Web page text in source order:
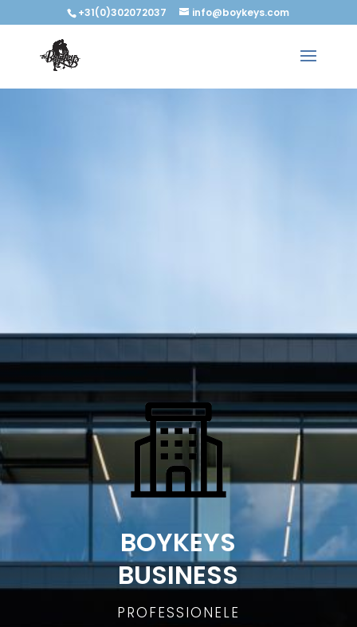
+31(0)302072037 info@boykeys.com
BOYKEYS
BUSINESS
PROFESSIONELE